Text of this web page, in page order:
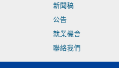
新聞稿
公告
就業機會
聯絡我們